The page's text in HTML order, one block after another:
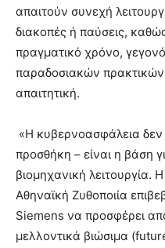
απαιτούν συνεχή
διακοπές ή παύσεις,
πραγματικό χρόνο,
παραδοσιακών πρακτικών
απαιτητική.
«Η κυβερνοασφάλεια δεν
προσθήκη – είναι η βάση
βιομηχανική λειτουργία.
Αθηναϊκή Ζυθοποιία
Siemens να προσφέρει
μελλοντικά βιώσιμα